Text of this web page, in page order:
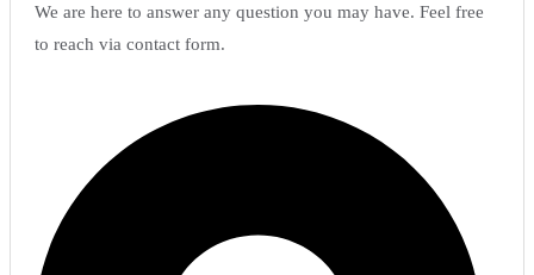
We are here to answer any question you may have. Feel free
to reach via contact form.